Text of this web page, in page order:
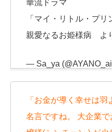
華流ドラマ
「マイ・リトル・プリ
親愛なるお姫様病 よ
— Sa_ya
「お金が導く幸せは羽
名言ですね。 大企業